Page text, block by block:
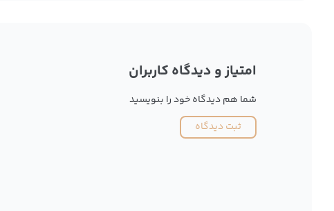
امتیاز و دیدگاه کاربران
شما هم دیدگاه خود را بنویسید
ثبت دیدگاه